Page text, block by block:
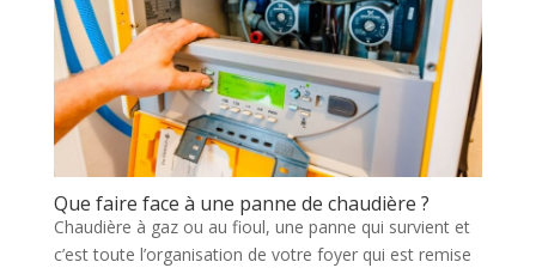
Que faire face à une panne de chaudière ?
Chaudière à gaz ou au fioul, une panne qui survient et
c’est toute l’organisation de votre foyer qui est remise